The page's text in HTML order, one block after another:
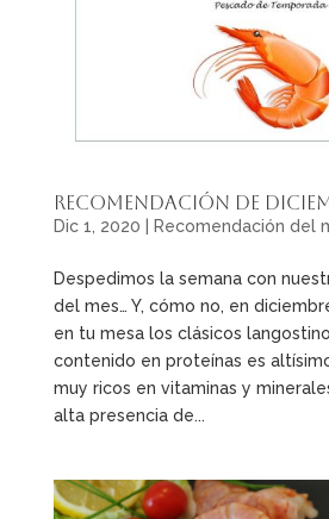
Recomendación de
Dic 1, 2020 Recomendación del
Despedimos la semana con
del mes… Y, cómo no, en
en tu mesa los clásicos
contenido en proteínas es
muy ricos en vitaminas y
alta presencia de...